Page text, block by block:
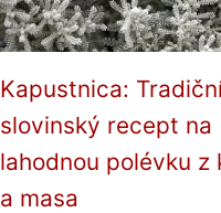
Kapustnica:
slovinský recept na
lahodnou polévku z
a masa